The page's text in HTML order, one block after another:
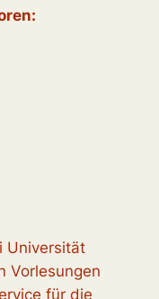
Universität
Vorlesungen
für die